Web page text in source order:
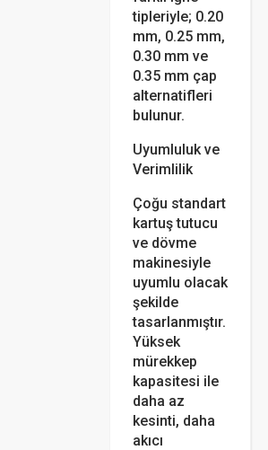
tipleriyle; 0.20
mm, 0.25 mm,
0.30 mm ve
0.35 mm çap
alternatifleri
bulunur.
Uyumluluk ve
Verimlilik
Çoğu standart
kartuş tutucu
ve dövme
makinesiyle
uyumlu olacak
şekilde
tasarlanmıştır.
Yüksek
mürekkep
kapasitesi ile
daha az
kesinti, daha
akıcı